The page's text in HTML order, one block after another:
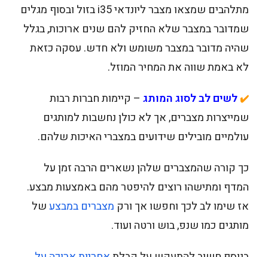
מתלהבים שמצאו מצבר ליונדאי i35 בזול ובסוף מגלים
שמדובר במצבר שלא החזיק להם שנים ארוכות, בגלל
שהיה מדובר במצבר משומש ולא חדש. עסקה כזאת
לא באמת שווה את המחיר המוזל.
✔️לשים לב לסוג המותג – קיימות חברות רבות
שמייצרות מצברים, אך לא כולן נחשבות למותגים
עולמיים מובילים שידועים במצברי האיכות שלהם.
כך קורה שהמצברים שלהן נשארים הרבה זמן על
המדף ומתישהו רוצים להיפטר מהם באמצעות מבצע.
אז שימו לב לכך וחפשו אך ורק מצברים במבצעשל
מותגים כמו שנפ, בוש ורטה ועוד.